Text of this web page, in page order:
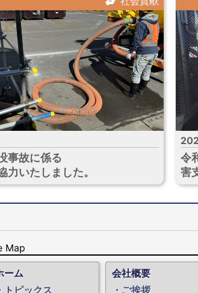
事故に係る
力いたしました。
令
害
Map
ーム
トピックス
会社概要
ご挨拶